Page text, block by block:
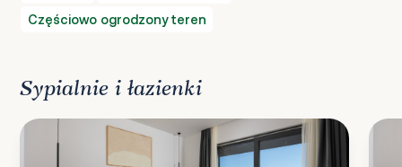
Częściowo ogrodzony teren
Sypialnie i łazienki